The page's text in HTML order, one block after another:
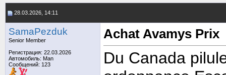
28.03.2026, 14:11
SamaPezduk
Senior Member
Регистрация: 22.03.2026
Автомобиль: Man
Сообщений: 123
Achat Avamys Prix
Du Canada